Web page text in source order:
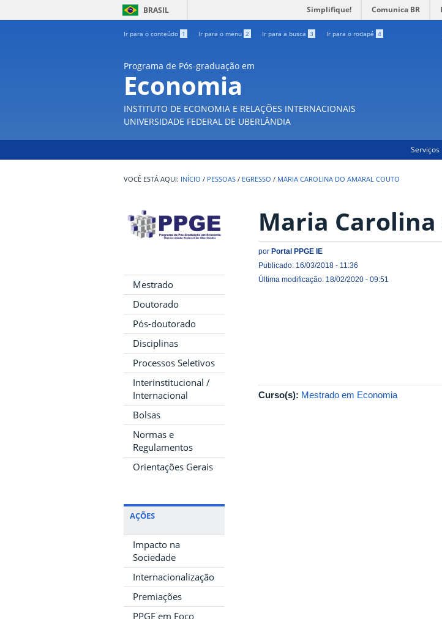
BRASIL Simplifique! Comunica BR
Ir para o conteúdo 1 Ir para o menu 2 Ir para a busca 3 Ir para o rodapé 4
Programa de Pós-graduação em
Economia
INSTITUTO DE ECONOMIA E RELAÇÕES INTERNACIONAIS
UNIVERSIDADE FEDERAL DE UBERLÂNDIA
Serviços
INÍCIO / PESSOAS / EGRESSO / MARIA CAROLINA DO AMARAL COUTO
Mestrado
Doutorado
Pós-doutorado
Disciplinas
Processos Seletivos
Interinstitucional /
Internacional
Bolsas
Normas e
Regulamentos
Orientações Gerais
AÇÕES
Impacto na
Sociedade
Internacionalização
Premiações
PPGE em Foco
Maria
por Portal PPGE IE
Publicado: 16/03/2018 - 11:36
Última modificação: 18/02/2020 - 09:51
Curso(s): Mestrado em Economia